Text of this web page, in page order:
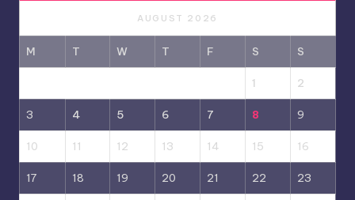
AUGUST 2026
M T W T F S S
1 2
3 4 5 6 7 8 9
10 11 12 13 14 15 16
17 18 19 20 21 22 23